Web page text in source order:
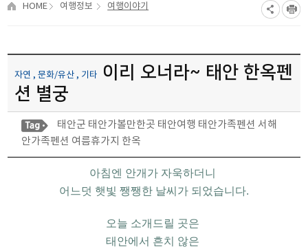
HOME 여행정보 여행이야기
자연 , 문화/유산 , 기타
이리 오너라~ 태안 한옥펜
션 별궁
태안군 태안가볼만한곳 태안여행 태안가족펜션 서해
안가족펜션 여름휴가지 한옥
아침엔 안개가 자욱하더니
어느덧 햇빛 쨍쨍한 날씨가 되었습니다.
오늘 소개드릴 곳은
태안에서 흔치 않은